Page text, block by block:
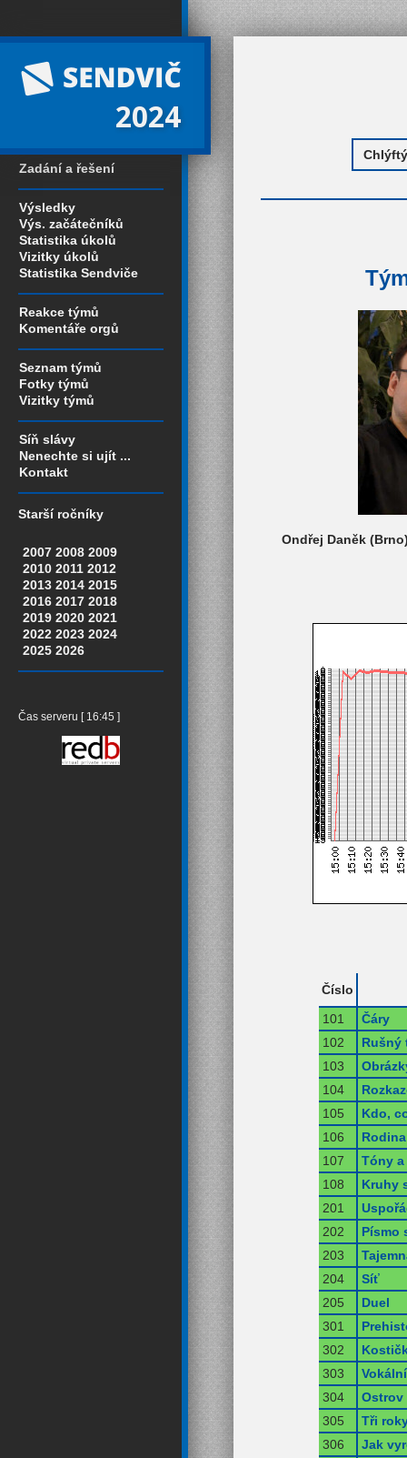
2024
Zadání a řešení
Výsledky
Výs. začátečníků
Statistika úkolů
Vizitky úkolů
Statistika Sendviče
Reakce týmů
Komentáře orgů
Seznam týmů
Fotky týmů
Vizitky týmů
Síň slávy
Nenechte si ujít ...
Kontakt
Starší ročníky
2007 2008 2009
2010 2011 2012
2013 2014 2015
2016 2017 2018
2019 2020 2021
2022 2023 2024
2025 2026
Čas serveru [ 16:45 ]
Ondřej Daněk
Číslo
101
Čáry
102
Rušný
103
104
105
Kdo,
106
Rodina
107
Tóny
108
Kruhy
201
202
Písmo
203
204
Síť
205
Duel
301
302
303
Vokální
304
Ostrov
305
Tři
306
Jak